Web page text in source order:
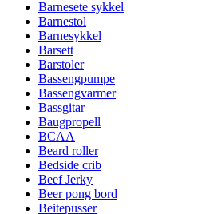
Barnesete sykkel
Barnestol
Barnesykkel
Barsett
Barstoler
Bassengpumpe
Bassengvarmer
Bassgitar
Baugpropell
BCAA
Beard roller
Bedside crib
Beef Jerky
Beer pong bord
Beitepusser